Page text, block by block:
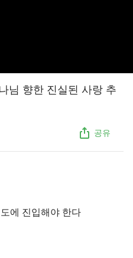
님 향한 진실된 사랑 추
공유
에 진입해야 한다